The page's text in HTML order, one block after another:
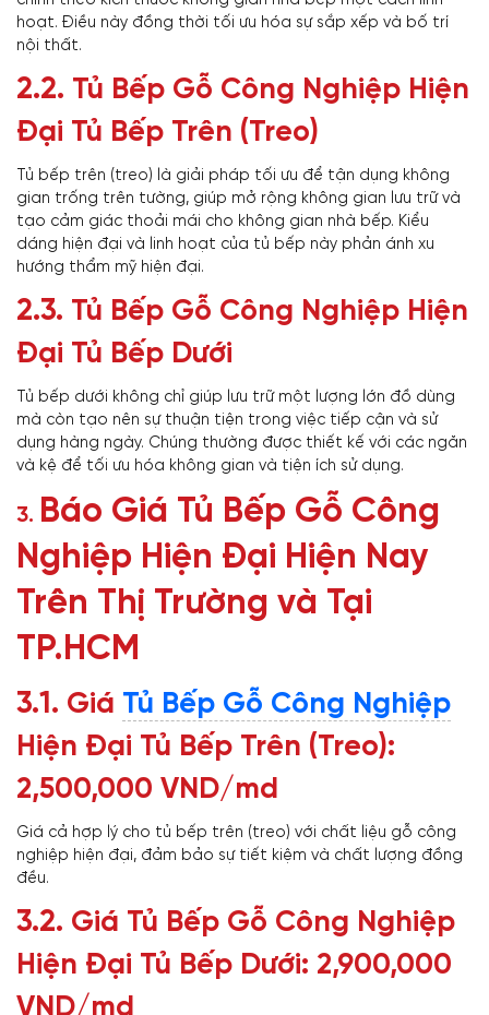
hoạt. Điều này đồng thời tối ưu hóa sự sắp xếp và bố trí
nội thất.
2.2. Tủ Bếp Gỗ Công Nghiệp Hiện
Đại Tủ Bếp Trên (Treo)
Tủ bếp trên (treo) là giải pháp tối ưu để tận dụng không
gian trống trên tường, giúp mở rộng không gian lưu trữ và
tạo cảm giác thoải mái cho không gian nhà bếp. Kiểu
dáng hiện đại và linh hoạt của tủ bếp này phản ánh xu
hướng thẩm mỹ hiện đại.
2.3. Tủ Bếp Gỗ Công Nghiệp Hiện
Đại Tủ Bếp Dưới
Tủ bếp dưới không chỉ giúp lưu trữ một lượng lớn đồ dùng
mà còn tạo nên sự thuận tiện trong việc tiếp cận và sử
dụng hàng ngày. Chúng thường được thiết kế với các ngăn
và kệ để tối ưu hóa không gian và tiện ích sử dụng.
3. Báo Giá Tủ Bếp Gỗ Công
Nghiệp Hiện Đại Hiện Nay
Trên Thị Trường và Tại
TP.HCM
3.1. Giá Tủ Bếp Gỗ Công Nghiệp
Hiện Đại Tủ Bếp Trên (Treo):
2,500,000 VND/md
Giá cả hợp lý cho tủ bếp trên (treo) với chất liệu gỗ công
nghiệp hiện đại, đảm bảo sự tiết kiệm và chất lượng đồng
đều.
3.2. Giá Tủ Bếp Gỗ Công Nghiệp
Hiện Đại Tủ Bếp Dưới: 2,900,000
VND/md